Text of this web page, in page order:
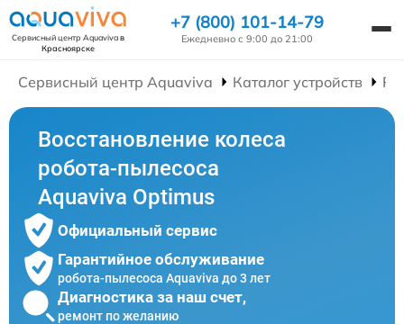
Сервисный центр Aquavivaв
Красноярске
+7 (800) 101-14-79
Ежедневно с 9:00 до 21:00
Сервисный центр Aquaviva Каталог устройств
Восстановление колеса
робота-пылесоса
Aquaviva Optimus
Официальный сервис
Гарантийное обслуживание
робота-пылесоса Aquaviva до 3 лет
Диагностика за наш счет,
ремонт по желанию